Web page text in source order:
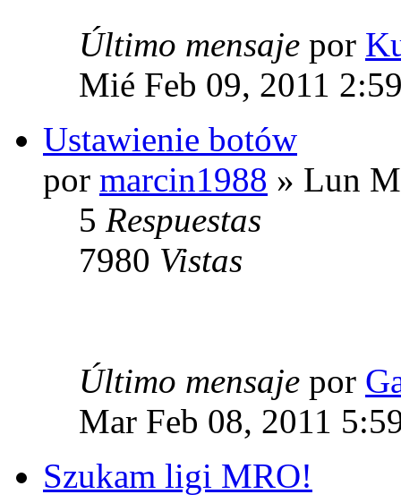
Último mensaje por
Mié Feb 09, 2011
Ustawienie botów
por marcin1988 » Lun
5 Respuestas
7980 Vistas
Último mensaje por
Mar Feb 08, 2011
Szukam ligi MRO!